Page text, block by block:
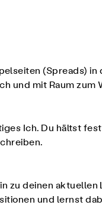
(Spreads) in
und mit Raum zum
Ich. Du hältst
zu deinen
und lernst